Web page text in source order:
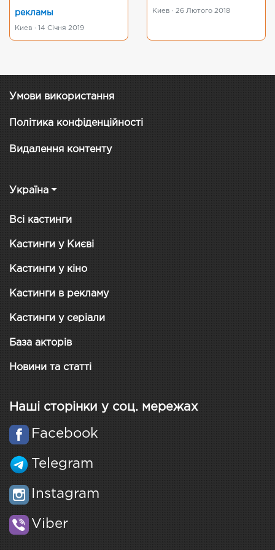
рекламы
Киев · 14 Січня 2019
Киев · 26 Лютого 2018
Умови використання
Політика конфіденційності
Видалення контенту
Україна
Всі кастинги
Кастинги у Києві
Кастинги у кіно
Кастинги в рекламу
Кастинги у серіали
База акторів
Новини та статті
Наші сторінки у соц. мережах
Facebook
Telegram
Instagram
Viber